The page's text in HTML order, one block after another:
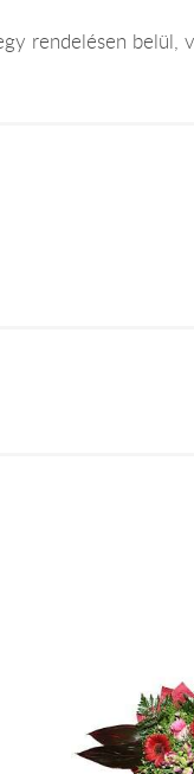
rendelésen belül,